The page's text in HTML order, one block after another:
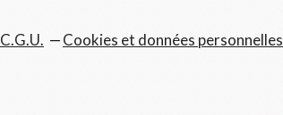
C.G.U. Cookies et données personnelles